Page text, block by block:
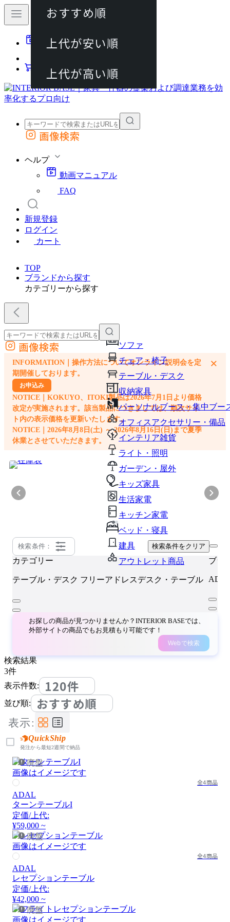
動画マニュアル
カート
外部サイトの商品をカートに追加
画像検索
ヘルプ
動画マニュアル
FAQ
新規登録
ログイン
カート
TOP
ブランドから探す
カテゴリーから探す
ソファ
チェア・椅子
テーブル・デスク
収納家具
パーソナルブース・集中ブー
オフィスアクセサリー・備品
インテリア雑貨
ライト・照明
ガーデン・屋外
キッズ家具
生活家電
キッチン家電
ベッド・寝具
建具
アウトレット商品
外部サイトの商品をカートに追加
他のサイトで見つけた商品ページのURLを貼り付けて、カートに追加できます
画像検索
INFORMATION｜操作方法についてオンライン説明会を定
期開催しております。
お申込み
NOTICE｜KOKUYO、ITOKI製品は2026年7月1日より価格
改定が実施されます。該当製品につきましては、順次サイ
ト内の表示価格を更新いたします。
NOTICE｜2026年8月8日(土) ～ 2026年8月16日(日)まで夏季
休業とさせていただきます。
×
検索条件： 検索条件をクリア
カテゴリー
テーブル・デスク フリーアドレスデスク・テーブル
ブラ
お探しの商品が見つかりませんか？INTERIOR BASEでは、
外部サイトの商品でもお見積もり可能です！
Webで検索
検索結果
3件
表示件数:
120件
並び順: おすすめ順
おすすめ順
上代が安い順
上代が高い順
表示:
QuickShip
発注から最短2週間で納品
廃盤
画像はイメージです
全4商品
ADAL
ターンテーブルI
定価/上代:
¥59,000 ~
廃盤
画像はイメージです
全4商品
ADAL
レセプションテーブル
定価/上代:
¥42,000 ~
廃盤
画像はイメージです